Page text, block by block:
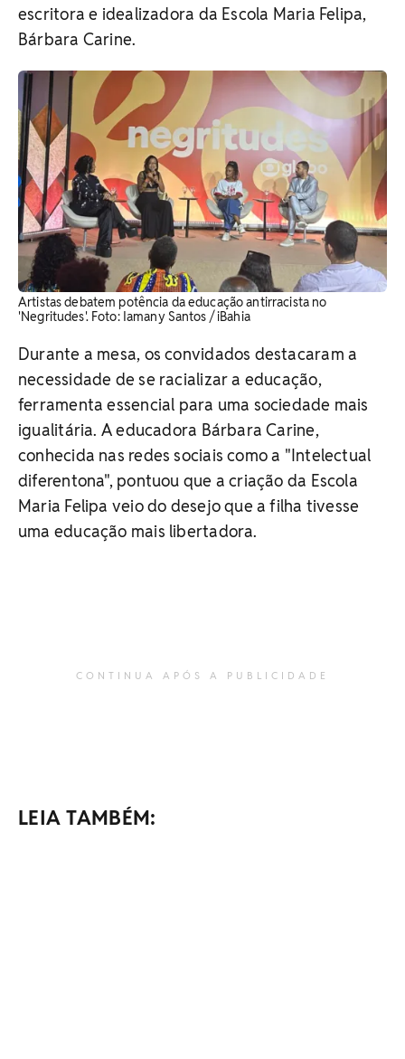
escritora e idealizadora da Escola Maria Felipa,
Bárbara Carine.
Artistas debatem potência da educação antirracista no
'Negritudes'. Foto: Iamany Santos / iBahia
Durante a mesa, os convidados destacaram a
necessidade de se racializar a educação,
ferramenta essencial para uma sociedade mais
igualitária. A educadora Bárbara Carine,
conhecida nas redes sociais como a "Intelectual
diferentona", pontuou que a criação da Escola
Maria Felipa veio do desejo que a filha tivesse
uma educação mais libertadora.
CONTINUA APÓS A PUBLICIDADE
LEIA TAMBÉM: